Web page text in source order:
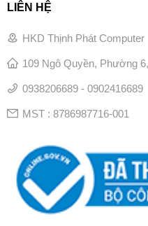
LIÊN HỆ
HKD Thịnh Phát Computer
109 Ngô Quyền, Phường
0938206689 - 0902416689
MST : 8786987716-001